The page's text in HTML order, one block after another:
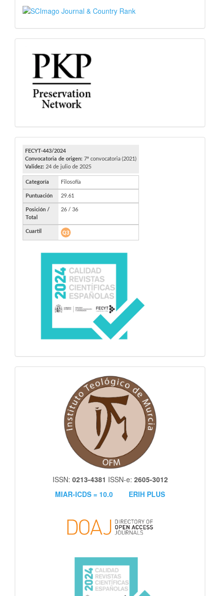
SJR
PKP
FECYT
ISSN: 0213-4381 ISSN-e: 2605-3012
MIAR-ICDS = 10.0
ERIH PLUS